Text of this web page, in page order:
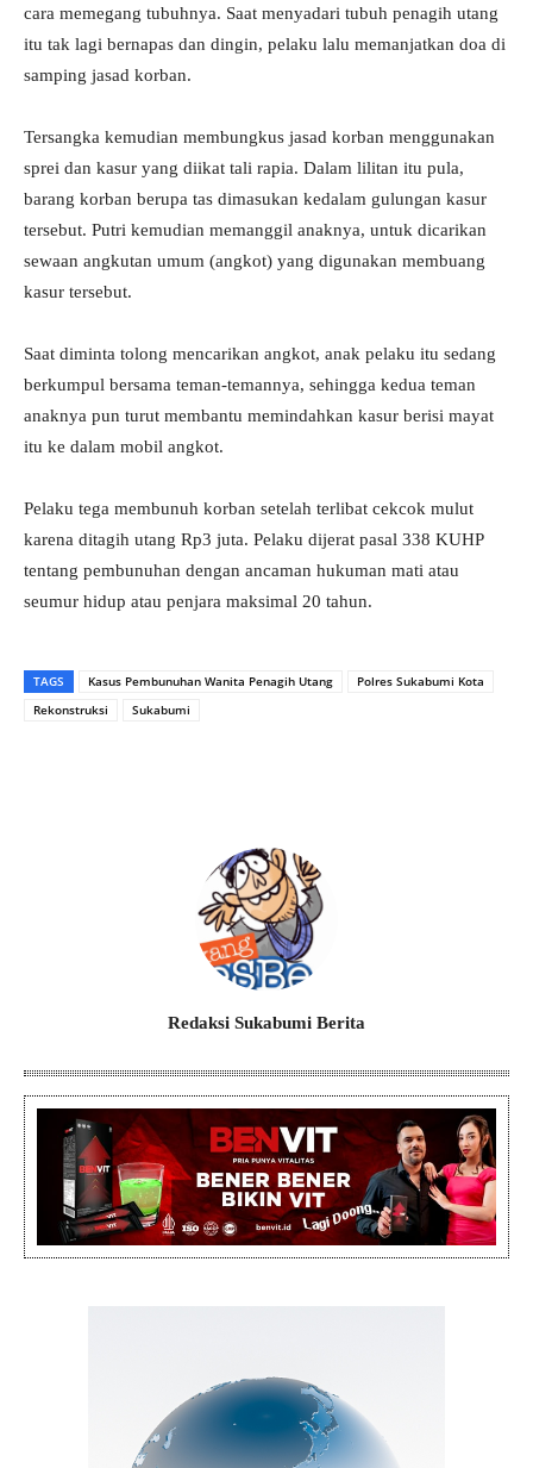
cara memegang tubuhnya. Saat menyadari tubuh penagih utang
itu tak lagi bernapas dan dingin, pelaku lalu memanjatkan doa di
samping jasad korban.
Tersangka kemudian membungkus jasad korban menggunakan
sprei dan kasur yang diikat tali rapia. Dalam lilitan itu pula,
barang korban berupa tas dimasukan kedalam gulungan kasur
tersebut. Putri kemudian memanggil anaknya, untuk dicarikan
sewaan angkutan umum (angkot) yang digunakan membuang
kasur tersebut.
Saat diminta tolong mencarikan angkot, anak pelaku itu sedang
berkumpul bersama teman-temannya, sehingga kedua teman
anaknya pun turut membantu memindahkan kasur berisi mayat
itu ke dalam mobil angkot.
Pelaku tega membunuh korban setelah terlibat cekcok mulut
karena ditagih utang Rp3 juta. Pelaku dijerat pasal 338 KUHP
tentang pembunuhan dengan ancaman hukuman mati atau
seumur hidup atau penjara maksimal 20 tahun.
TAGS Kasus Pembunuhan Wanita Penagih Utang
Polres Sukabumi Kota
Rekonstruksi
Sukabumi
Redaksi Sukabumi Berita